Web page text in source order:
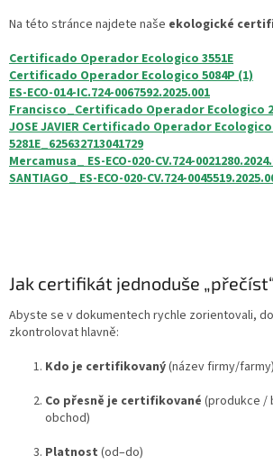
Na této stránce najdete naše ekologické
Certificado Operador Ecologico 3551E
Certificado Operador Ecologico 5084P (1)
ES-ECO-014-IC.724-0067592.2025.001
Francisco_Certificado Operador Ecologico
JOSE JAVIER Certificado Operador Ecologico
5281E_625632713041729
Mercamusa_ ES-ECO-020-CV.724-
SANTIAGO_ ES-ECO-020-CV.724-
Jak certifikát jednoduše
Abyste se v dokumentech rychle zorientovali,
zkontrolovat hlavně:
Kdo je certifikovaný(název firmy/farmy)
Co přesně je certifikované (produkce /
obchod)
Platnost (od–do)